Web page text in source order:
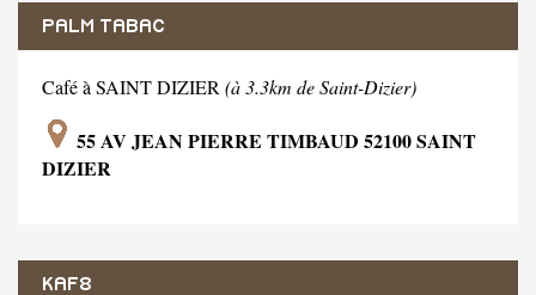
PALM TABAC
Café à SAINT DIZIER (à 3.3km de Saint-Dizier)
55 AV JEAN PIERRE TIMBAUD 52100 SAINT
DIZIER
KAF8